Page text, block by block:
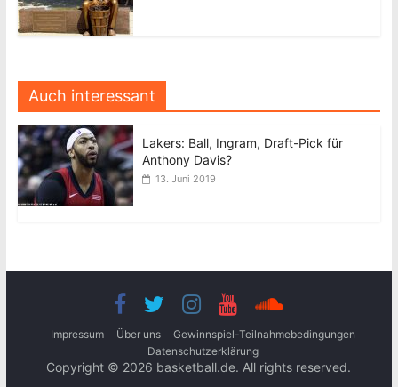
Auch interessant
Lakers: Ball, Ingram, Draft-Pick für
Anthony Davis?
13. Juni 2019
Impressum Über uns
Gewinnspiel-Teilnahmebedingungen
Datenschutzerklärung
Copyright © 2026 basketball.de. All rights reserved.